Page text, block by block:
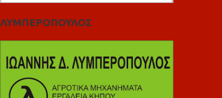
ΛΥΜΠΕΡΟΠΟΥΛΟΣ